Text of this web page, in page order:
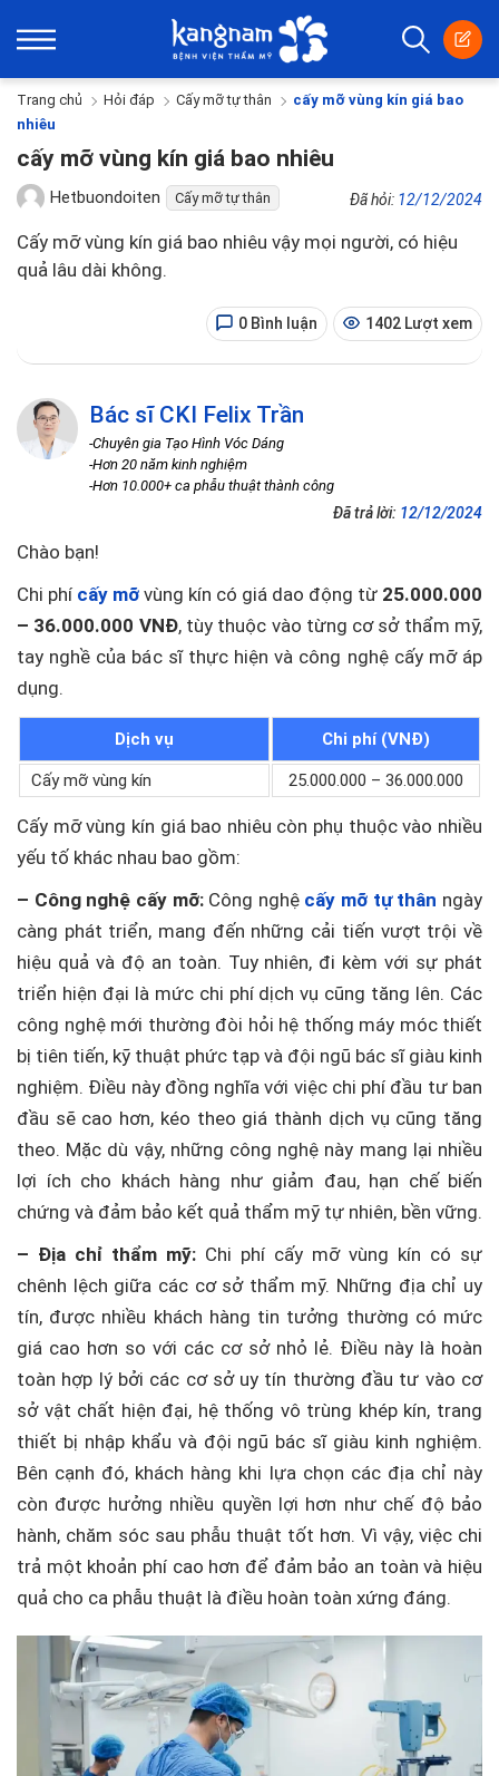
Trang chủ Hỏi đáp Cấy mỡ tự thân
cấy mỡ vùng kín giá bao
nhiêu
cấy mỡ vùng kín giá bao nhiêu
Hetbuondoiten Cấy mỡ tự thân Đã hỏi: 12/12/2024
Cấy mỡ vùng kín giá bao nhiêu vậy mọi người, có hiệu
quả lâu dài không.
0 Bình luận 1402 Lượt xem
Bác sĩ CKI Felix Trần
-Chuyên gia Tạo Hình Vóc Dáng
-Hơn 20 năm kinh nghiệm
-Hơn 10.000+ ca phẫu thuật thành công
Đã trả lời: 12/12/2024
Chào bạn!
Chi phí cấy mỡ vùng kín có giá dao động từ 25.000.000
– 36.000.000 VNĐ, tùy thuộc vào từng cơ sở thẩm mỹ,
tay nghề của bác sĩ thực hiện và công nghệ cấy mỡ áp
dụng.
Dịch vụ Chi phí (VNĐ)
Cấy mỡ vùng kín 25.000.000 – 36.000.000
Cấy mỡ vùng kín giá bao nhiêu còn phụ thuộc vào nhiều
yếu tố khác nhau bao gồm:
– Công nghệ cấy mỡ:Công nghệ cấy mỡ tự thân ngày
càng phát triển, mang đến những cải tiến vượt trội về
hiệu quả và độ an toàn. Tuy nhiên, đi kèm với sự phát
triển hiện đại là mức chi phí dịch vụ cũng tăng lên. Các
công nghệ mới thường đòi hỏi hệ thống máy móc thiết
bị tiên tiến, kỹ thuật phức tạp và đội ngũ bác sĩ giàu kinh
nghiệm. Điều này đồng nghĩa với việc chi phí đầu tư ban
đầu sẽ cao hơn, kéo theo giá thành dịch vụ cũng tăng
theo. Mặc dù vậy, những công nghệ này mang lại nhiều
lợi ích cho khách hàng như giảm đau, hạn chế biến
chứng và đảm bảo kết quả thẩm mỹ tự nhiên, bền vững.
– Địa chỉ thẩm mỹ: Chi phí cấy mỡ vùng kín có sự
chênh lệch giữa các cơ sở thẩm mỹ. Những địa chỉ uy
tín, được nhiều khách hàng tin tưởng thường có mức
giá cao hơn so với các cơ sở nhỏ lẻ. Điều này là hoàn
toàn hợp lý bởi các cơ sở uy tín thường đầu tư vào cơ
sở vật chất hiện đại, hệ thống vô trùng khép kín, trang
thiết bị nhập khẩu và đội ngũ bác sĩ giàu kinh nghiệm.
Bên cạnh đó, khách hàng khi lựa chọn các địa chỉ này
còn được hưởng nhiều quyền lợi hơn như chế độ bảo
hành, chăm sóc sau phẫu thuật tốt hơn. Vì vậy, việc chi
trả một khoản phí cao hơn để đảm bảo an toàn và hiệu
quả cho ca phẫu thuật là điều hoàn toàn xứng đáng.